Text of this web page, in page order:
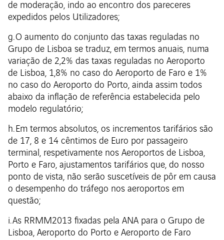
de moderação, indo ao encontro dos pareceres
expedidos pelos Utilizadores;
g. O aumento do conjunto das taxas reguladas no
Grupo de Lisboa se traduz, em termos anuais, numa
variação de 2,2% das taxas reguladas no Aeroporto
de Lisboa, 1,8% no caso do Aeroporto de Faro e 1%
no caso do Aeroporto do Porto, ainda assim todos
abaixo da inflação de referência estabelecida pelo
modelo regulatório;
h. Em termos absolutos, os incrementos tarifários são
de 17, 8 e 14 cêntimos de Euro por passageiro
terminal, respetivamente nos Aeroportos de Lisboa,
Porto e Faro, ajustamentos tarifários que, do nosso
ponto de vista, não serão suscetíveis de pôr em causa
o desempenho do tráfego nos aeroportos em
questão;
i. As RRMM2013 fixadas pela ANA para o Grupo de
Lisboa, Aeroporto do Porto e Aeroporto de Faro